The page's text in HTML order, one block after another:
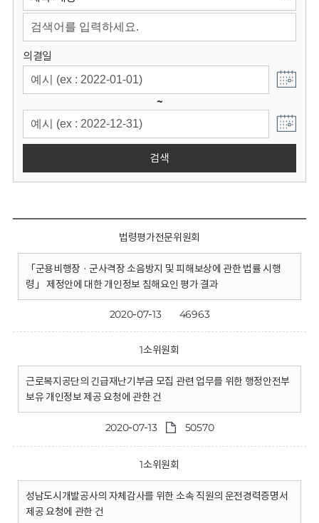
회
의결일
~
검색
법령평가전문위원회
「군용비행장 · 군사격장 소음방지 및 피해보상에 관한 법률 시행
령」 제정안에 대한 개인정보 침해요인 평가 결과
2020-07-13 46963
1소위원회
근로복지공단의 긴급재난기부금 모집 관련 업무를 위한 행정안전부
보유 개인정보 제공 요청에 관한 건
2020-07-13 50570
1소위원회
성남도시개발공사의 자체감사를 위한 소속 직원의 운전경력증명서
제공 요청에 관한 건